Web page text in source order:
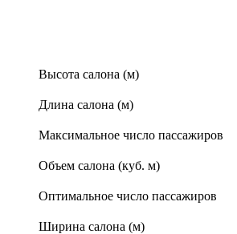
Высота салона (м)
Длина салона (м)
Максимальное число пассажиров
Объем салона (куб. м)
Оптимальное число пассажиров
Ширина салона (м)